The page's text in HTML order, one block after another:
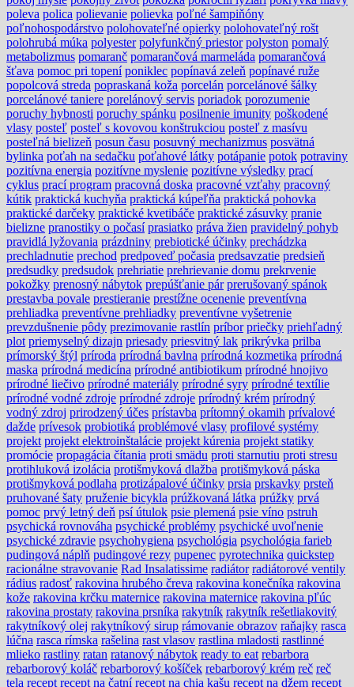
poleva polica polievanie polievka poľné šampiňóny
poľnohospodárstvo polohovateľné opierky polohovateľný rošt
polohrubá múka polyester polyfunkčný priestor polyston pomalý
metabolizmus pomaranč pomarančová marmeláda pomarančová
šťava pomoc pri topení poniklec popínavá zeleň popínavé ruže
popolcová streda popraskaná koža porcelán porcelánové šálky
porcelánové taniere porelánový servis poriadok porozumenie
poruchy hybnosti poruchy spánku posilnenie imunity poškodené
vlasy posteľ posteľ s kovovou konštrukciou posteľ z masívu
posteľná bielizeň posun času posuvný mechanizmus posvätná
bylinka poťah na sedačku poťahové látky potápanie potok potraviny
pozitívna energia pozitívne myslenie pozitívne výsledky prací
cyklus prací program pracovná doska pracovné vzťahy pracovný
kútik praktická kuchyňa praktická kúpeľňa praktická pohovka
praktické darčeky praktické kvetibáče praktické zásuvky pranie
bielizne pranostiky o počasí prasiatko práva žien pravidelný pohyb
pravidlá lyžovania prázdniny prebiotické účinky prechádzka
prechladnutie prechod predpoveď počasia predsavzatie predsieň
predsudky predsudok prehriatie prehrievanie domu prekrvenie
pokožky prenosný nábytok prepúšťanie pár prerušovaný spánok
prestavba povale prestieranie prestížne ocenenie preventívna
prehliadka preventívne prehliadky preventívne vyšetrenie
prevzdušnenie pôdy prezimovanie rastlín príbor priečky priehľadný
plot priemyselný dizajn priesady priesvitný lak prikrývka prilba
prímorský štýl príroda prírodná bavlna prírodná kozmetika prírodná
maska prírodná medicína prírodné antibiotikum prírodné hnojivo
prírodné liečivo prírodné materiály prírodné syry prírodné textílie
prírodné vodné zdroje prírodné zdroje prírodný krém prírodný
vodný zdroj prirodzený účes prístavba prítomný okamih prívalové
dažde prívesok probiotiká problémové vlasy profilové systémy
projekt projekt elektroinštalácie projekt kúrenia projekt statiky
promócie propagácia čítania proti smädu proti starnutiu proti stresu
protihluková izolácia protišmyková dlažba protišmyková páska
protišmyková podlaha protizápalové účinky prsia prskavky prsteň
pruhované šaty pruženie bicykla prúžkovaná látka prúžky prvá
pomoc prvý letný deň psí útulok psie plemená psie víno pstruh
psychická rovnováha psychické problémy psychické uvoľnenie
psychické zdravie psychohygiena psychológia psychológia farieb
pudingová náplň pudingové rezy pupenec pyrotechnika quickstep
racionálne stravovanie Rad Insalatissime radiátor radiátorové ventily
rádius radosť rakovina hrubého čreva rakovina konečníka rakovina
kože rakovina krčku maternice rakovina maternice rakovina pľúc
rakovina prostaty rakovina prsníka rakytník rakytník rešetliakovitý
rakytníkový olej rakytníkový sirup rámovanie obrazov raňajky rasca
lúčna rasca rímska rašelina rast vlasov rastlina mladosti rastlinné
mlieko rastliny ratan ratanový nábytok ready to eat rebarbora
rebarborový koláč rebarborový košíček rebarborový krém reč reč
tela recept recept na čatní recept na chia kašu recept na džem recept